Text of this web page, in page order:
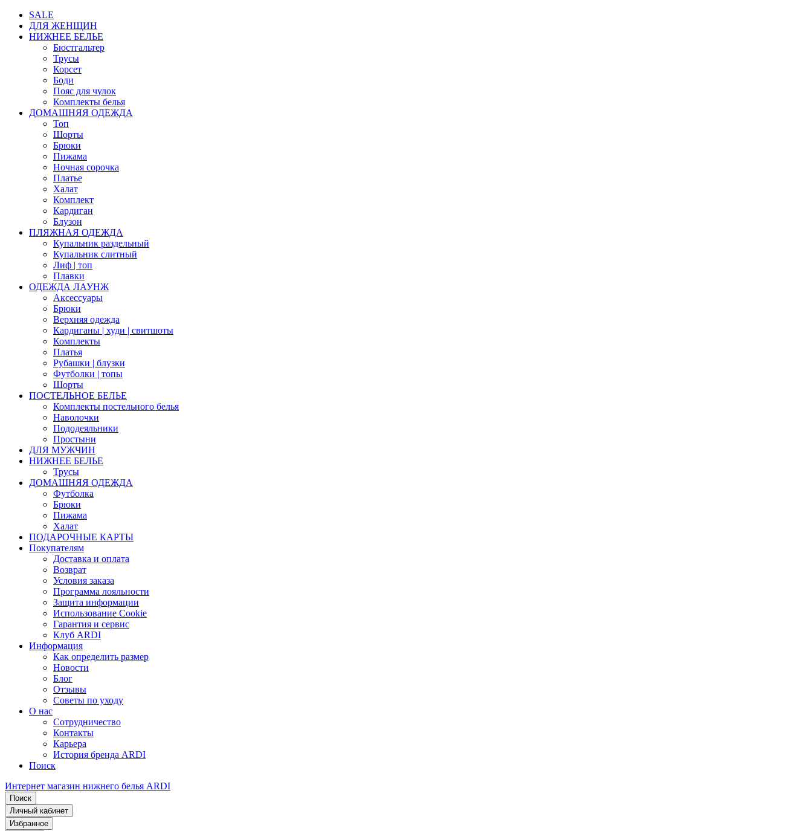
SALE
ДЛЯ ЖЕНЩИН
НИЖНЕЕ БЕЛЬЕ
Бюстгальтер
Трусы
Корсет
Боди
Пояс для чулок
Комплекты белья
ДОМАШНЯЯ ОДЕЖДА
Топ
Шорты
Брюки
Пижама
Ночная сорочка
Платье
Халат
Комплект
Кардиган
Блузон
ПЛЯЖНАЯ ОДЕЖДА
Купальник раздельный
Купальник слитный
Лиф | топ
Плавки
ОДЕЖДА ЛАУНЖ
Аксессуары
Брюки
Верхняя одежда
Кардиганы | худи | свитшоты
Комплекты
Платья
Рубашки | блузки
Футболки | топы
Шорты
ПОСТЕЛЬНОЕ БЕЛЬЕ
Комплекты постельного белья
Наволочки
Пододеяльники
Простыни
ДЛЯ МУЖЧИН
НИЖНЕЕ БЕЛЬЕ
Трусы
ДОМАШНЯЯ ОДЕЖДА
Футболка
Брюки
Пижама
Халат
ПОДАРОЧНЫЕ КАРТЫ
Покупателям
Доставка и оплата
Возврат
Условия заказа
Программа лояльности
Защита информации
Использование Cookie
Гарантия и сервис
Клуб ARDI
Информация
Как определить размер
Новости
Блог
Отзывы
Советы по уходу
О нас
Сотрудничество
Контакты
Карьера
История бренда ARDI
Поиск
Интернет магазин нижнего белья ARDI
Поиск
Личный кабинет
Избранное